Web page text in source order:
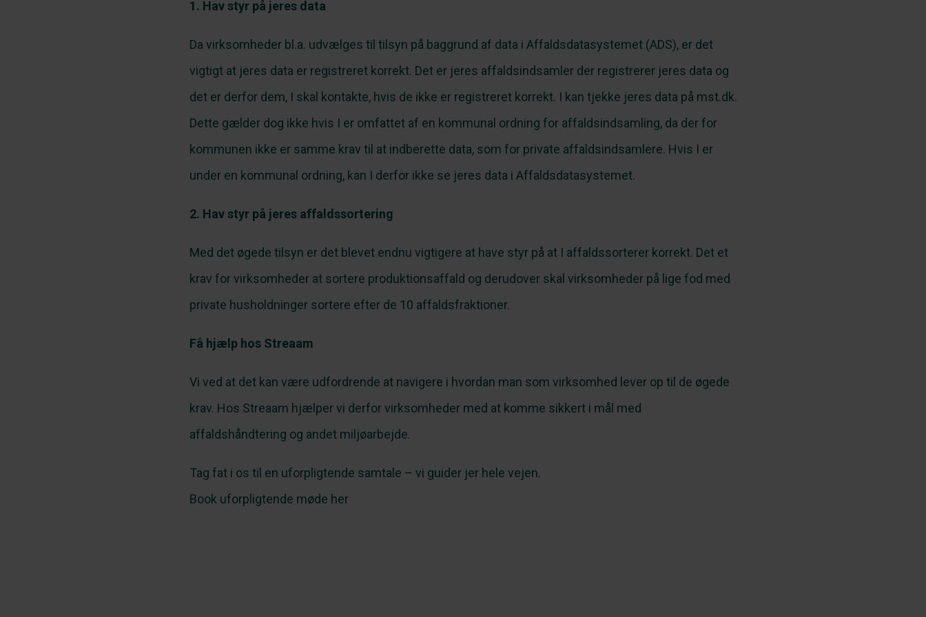
1. Hav styr på jeres data
Da virksomheder bl.a. udvælges til tilsyn på baggrund af data i Affaldsdatasystemet (ADS), er det
vigtigt at jeres data er registreret korrekt. Det er jeres affaldsindsamler der registrerer jeres data og
det er derfor dem, I skal kontakte, hvis de ikke er registreret korrekt. I kan tjekke jeres data på mst.dk.
Dette gælder dog ikke hvis I er omfattet af en kommunal ordning for affaldsindsamling, da der for
kommunen ikke er samme krav til at indberette data, som for private affaldsindsamlere. Hvis I er
under en kommunal ordning, kan I derfor ikke se jeres data i Affaldsdatasystemet.
2. Hav styr på jeres affaldssortering
Med det øgede tilsyn er det blevet endnu vigtigere at have styr på at I affaldssorterer korrekt. Det et
krav for virksomheder at sortere produktionsaffald og derudover skal virksomheder på lige fod med
private husholdninger sortere efter de 10 affaldsfraktioner.
Få hjælp hos Streaam
Vi ved at det kan være udfordrende at navigere i hvordan man som virksomhed lever op til de øgede
krav. Hos Streaam hjælper vi derfor virksomheder med at komme sikkert i mål med
affaldshåndtering og andet miljøarbejde.
Tag fat i os til en uforpligtende samtale – vi guider jer hele vejen.
Book uforpligtende møde her